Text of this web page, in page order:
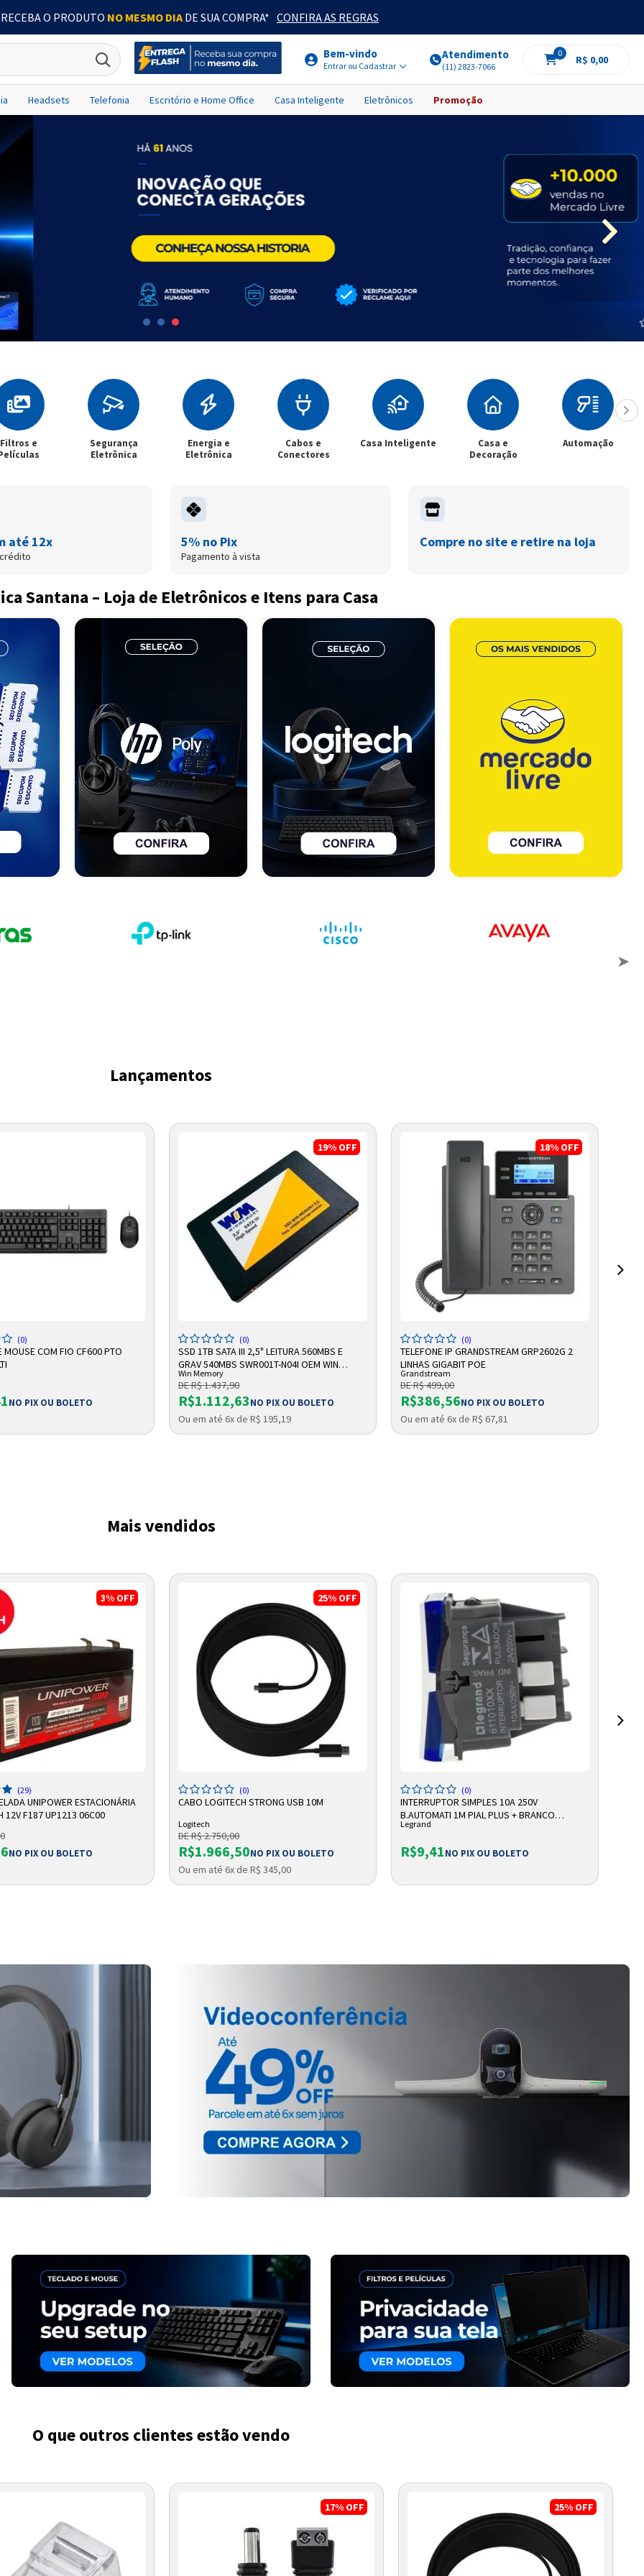
RECEBA O PRODUTO NO MESMO DIADE SUA COMPRA* CONFIRA AS REGRAS
Bem-vindo
Entrar ou Cadastrar
Atendimento
(11) 2823-7066
0
R$ 0,00
Headsets Telefonia Escritório e Home Office Casa Inteligente Eletrônicos Promoção
Cartão de crédito
Segurança
Energia e
Eletrônica
Cabos e
Conectores
Casa Inteligente
Casa e
Automação Climatização
até 12x 5% no Pix
Pagamento à vista
Compre no site e retire na loja
Santana – Loja de Eletrônicos e Itens para Casa
Lançamentos
A SACOLA
(0)
MOUSE COM FIO CF600 PTO
NO PIX OU BOLETO
ADICIONAR A SACOLA
19% OFF
(0)
SSD 1TB SATA III 2,5" LEITURA 560MBS E
GRAV 540MBS SWR001T-N04I OEM WIN
MEMORY
Win Memory
DE R$ 1.437,90
R$1.112,63NO PIX OU BOLETO
Ou em até 6x de R$ 195,19
ADICIONAR A SACOLA
18% OFF
(0)
TELEFONE IP GRANDSTREAM GRP2602G 2
LINHAS GIGABIT POE
Grandstream
DE R$ 499,00
R$386,56NO PIX OU BOLETO
Ou em até 6x de R$ 67,81
Mais vendidos
A SACOLA
3% OFF
(29)
UNIPOWER ESTACIONÁRIA
12V F187 UP1213 06C00
NO PIX OU BOLETO
ADICIONAR A SACOLA
25% OFF
(0)
CABO LOGITECH STRONG USB 10M
Logitech
DE R$ 2.750,00
R$1.966,50NO PIX OU BOLETO
Ou em até 6x de R$ 345,00
ADICIONAR A SACOLA
(0)
INTERRUPTOR SIMPLES 10A 250V
B.AUTOMATI 1M PIAL PLUS + BRANCO
611010BC LEGRAND
Legrand
R$9,41NO PIX OU BOLETO
O que outros clientes estão vendo
17% OFF 25% OFF